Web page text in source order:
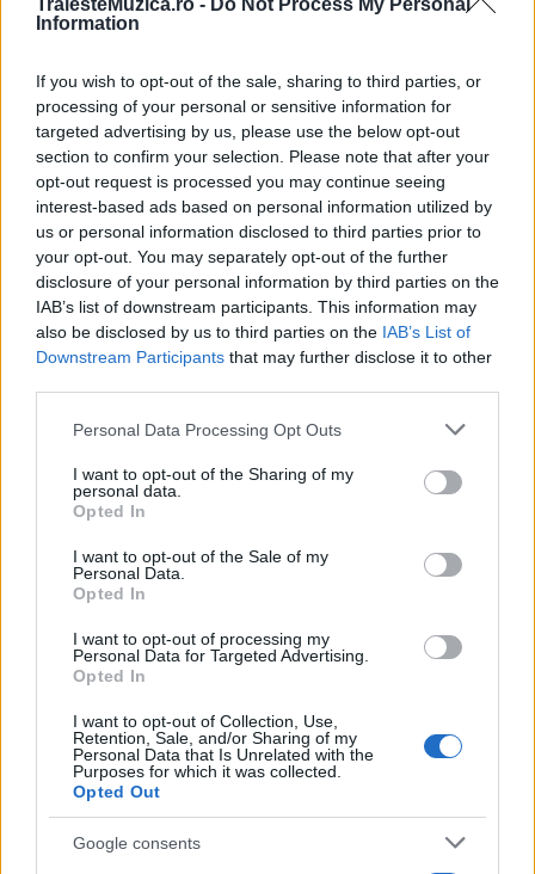
TraiesteMuzica.ro - Do Not Process My Personal
Information
If you wish to opt-out of the sale, sharing to third parties, or
processing of your personal or sensitive information for
targeted advertising by us, please use the below opt-out
section to confirm your selection. Please note that after your
opt-out request is processed you may continue seeing
interest-based ads based on personal information utilized by
us or personal information disclosed to third parties prior to
your opt-out. You may separately opt-out of the further
disclosure of your personal information by third parties on the
IAB’s list of downstream participants. This information may
also be disclosed by us to third parties on the IAB’s List of
Downstream Participants that may further disclose it to other
Please note that this website/app uses one or more Google
not limited to your visit or usage behaviour. You may click to
grant or deny consent to Google and its third-party tags to
use your data for below specified purposes in below Google
consent section.
Personal Data Processing Opt Outs
I want to opt-out of the Sharing of my
personal data.
Opted In
I want to opt-out of the Sale of my
Personal Data.
Opted In
I want to opt-out of processing my
Personal Data for Targeted Advertising.
Opted In
I want to opt-out of Collection, Use,
Retention, Sale, and/or Sharing of my
Personal Data that Is Unrelated with the
Purposes for which it was collected.
Opted Out
Google consents